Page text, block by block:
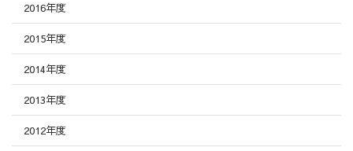
2016年度
2015年度
2014年度
2013年度
2012年度